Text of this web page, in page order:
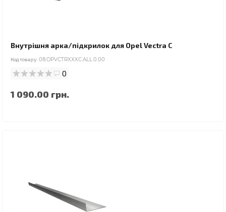
Внутрішня арка/підкрилок для Opel Vectra C
Код товару: 08.OPVCTRXXXC.ALL.0.00
0
1 090.00 грн.